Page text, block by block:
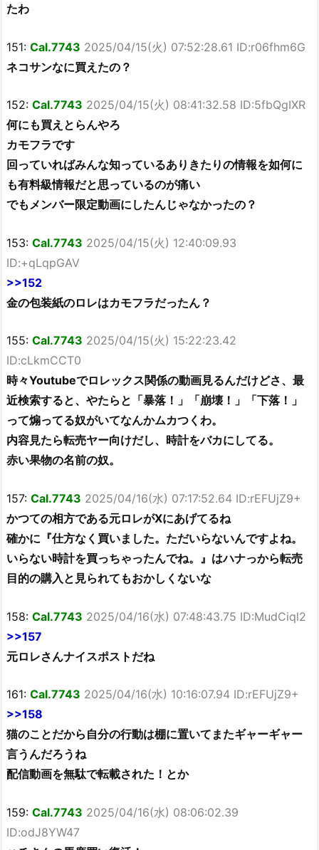
たわ
151: Cal.7743 2025/04/15(火) 07:52:28.61 ID:r06fhm6G
ネコサンなに買えたの？
152: Cal.7743 2025/04/15(火) 08:41:32.58 ID:5fbQgIXR
何にも買えとらんやろ
カモフラです
回っていればみんな知っているありきたりの情報を如何に
も有料級情報だと思っているのが痛い
でもメンバー限定動画にしたんじゃなかったの？
153: Cal.7743 2025/04/15(火) 12:40:09.93
ID:+qLqpGAV
>>152
金の包装紙のロレはカモフラだったん？
155: Cal.7743 2025/04/15(火) 15:22:23.42
ID:cLkmCCT0
時々Youtubeでロレックス関係の動画見るんだけどさ、最
近検索すると、やたらと「暴落！」「崩壊！」「下落！」
って煽ってる奴がいてなんかムカつくわ。
内容見たら転売ヤー向けだし、時計をバカにしてる。
赤い果物の名前の奴。
157: Cal.7743 2025/04/16(水) 07:17:52.64 ID:rEFUjZ9+
かつての相方である元ロレがXにあげてるね
確かに『仕方なく買いました。ただいらないんですよね。
いらない時計を買っちゃったんでね。』はハナっから転売
目的の購入と見られてもおかしくないな
158: Cal.7743 2025/04/16(水) 07:48:43.75 ID:MudCiql2
>>157
元ロレさんナイスポストだね
161: Cal.7743 2025/04/16(水) 10:16:07.94 ID:rEFUjZ9+
>>158
猫のことだから自分の行動は棚に置いてまたギャーギャー
言うんだろうね
配信動画を無駄で転載された！とか
159: Cal.7743 2025/04/16(水) 08:06:02.39
ID:odJ8YW47